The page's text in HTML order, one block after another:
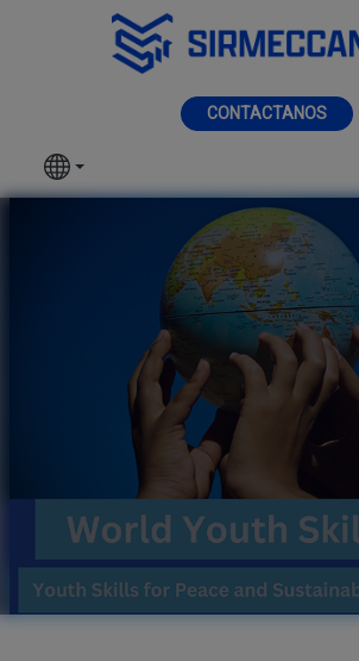
Saltar al contenido principal
CONTACTANOS
SIR MECCANICA
PRODUCTOS
TIPOS DE MAQUINADO
SECTORES
SERVICIOS
NOTICIAS
CONTACTOS
Día Mundial